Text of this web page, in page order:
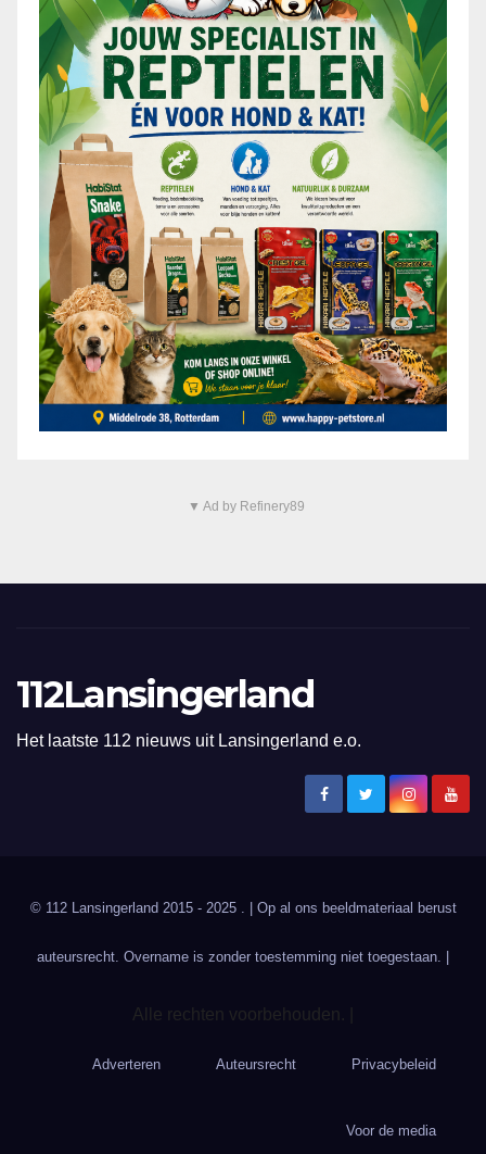
▼ Ad by Refinery89
112Lansingerland
Het laatste 112 nieuws uit Lansingerland e.o.
© 112 Lansingerland 2015 - 2025 . | Op al ons beeldmateriaal berust
auteursrecht. Overname is zonder toestemming niet toegestaan. |
Alle rechten voorbehouden. |
Adverteren Auteursrecht Privacybeleid
Voor de media